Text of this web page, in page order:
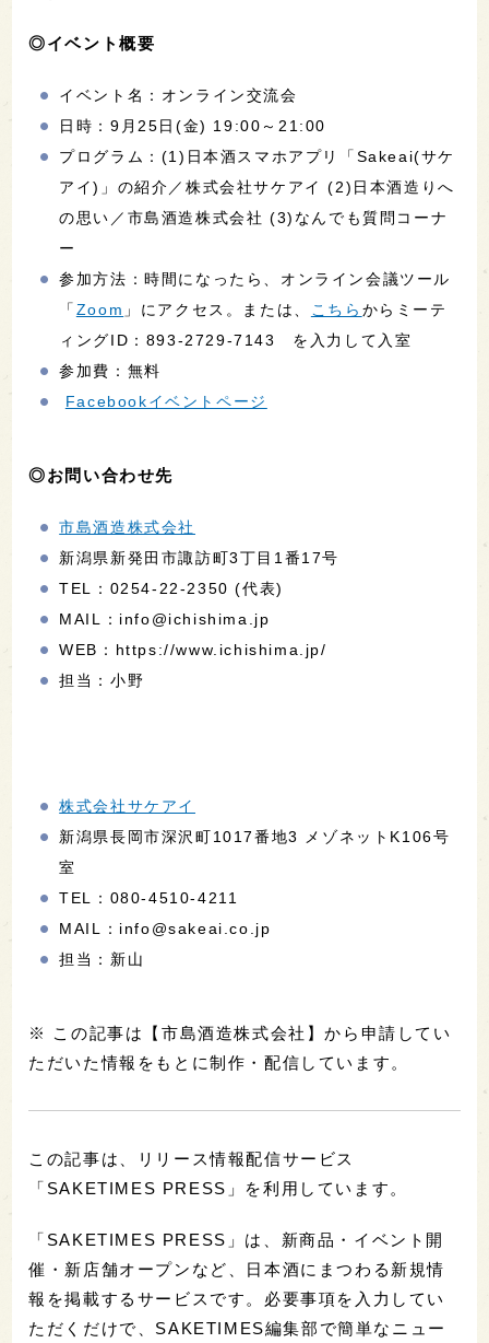
◎イベント概要
イベント名：オンライン交流会
日時：9月25日(金) 19:00～21:00
プログラム：(1)日本酒スマホアプリ「Sakeai(サケ
アイ)」の紹介／株式会社サケアイ (2)日本酒造りへ
の思い／市島酒造株式会社 (3)なんでも質問コーナ
ー
参加方法：時間になったら、オンライン会議ツール
「 Zoom 」にアクセス。または、 こちら からミーテ
ィングID：893-2729-7143 を入力して入室
参加費：無料
Facebookイベントページ
◎お問い合わせ先
市島酒造株式会社
新潟県新発田市諏訪町3丁目1番17号
TEL：0254-22-2350 (代表)
MAIL：info@ichishima.jp
WEB：https://www.ichishima.jp/
担当：小野
株式会社サケアイ
新潟県長岡市深沢町1017番地3 メゾネットK106号
室
TEL：080-4510-4211
MAIL：info@sakeai.co.jp
担当：新山
※ この記事は【市島酒造株式会社】から申請してい
ただいた情報をもとに制作・配信しています。
この記事は、リリース情報配信サービス
「SAKETIMES PRESS」を利用しています。
「SAKETIMES PRESS」は、新商品・イベント開
催・新店舗オープンなど、日本酒にまつわる新規情
報を掲載するサービスです。必要事項を入力してい
ただくだけで、SAKETIMES編集部で簡単なニュー